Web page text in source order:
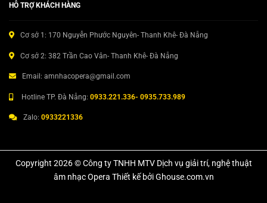
HỖ TRỢ KHÁCH HÀNG
Cơ sở 1: 170 Nguyễn Phước Nguyên- Thanh Khê- Đà Nẵng
Cơ sở 2: 382 Trần Cao Vân- Thanh Khê- Đà Nẵng
Email: amnhacopera@gmail.com
Hotline TP. Đà Nẵng: 0933.221.336- 0935.733.989
Zalo: 0933221336
Copyright 2026 © Công ty TNHH MTV Dịch vụ giải trí, nghệ thuật
âm nhạc Opera Thiết kế bởi Ghouse.com.vn